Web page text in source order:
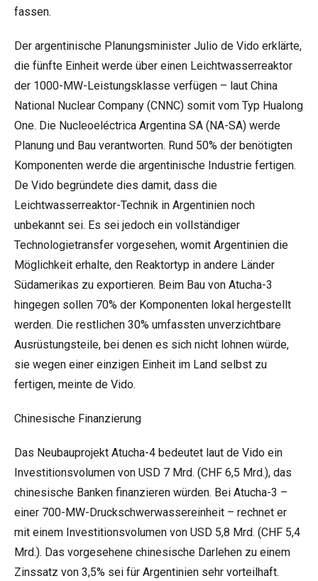
fassen.
Der argentinische Planungsminister Julio de Vido erklärte,
die fünfte Einheit werde über einen Leichtwasserreaktor
der 1000-MW-Leistungsklasse verfügen – laut China
National Nuclear Company (CNNC) somit vom Typ Hualong
One. Die Nucleoeléctrica Argentina SA (NA-SA) werde
Planung und Bau verantworten. Rund 50% der benötigten
Komponenten werde die argentinische Industrie fertigen.
De Vido begründete dies damit, dass die
Leichtwasserreaktor-Technik in Argentinien noch
unbekannt sei. Es sei jedoch ein vollständiger
Technologietransfer vorgesehen, womit Argentinien die
Möglichkeit erhalte, den Reaktortyp in andere Länder
Südamerikas zu exportieren. Beim Bau von Atucha-3
hingegen sollen 70% der Komponenten lokal hergestellt
werden. Die restlichen 30% umfassten unverzichtbare
Ausrüstungsteile, bei denen es sich nicht lohnen würde,
sie wegen einer einzigen Einheit im Land selbst zu
fertigen, meinte de Vido.
Chinesische Finanzierung
Das Neubauprojekt Atucha-4 bedeutet laut de Vido ein
Investitionsvolumen von USD 7 Mrd. (CHF 6,5 Mrd.), das
chinesische Banken finanzieren würden. Bei Atucha-3 –
einer 700-MW-Druckschwerwassereinheit – rechnet er
mit einem Investitionsvolumen von USD 5,8 Mrd. (CHF 5,4
Mrd.). Das vorgesehene chinesische Darlehen zu einem
Zinssatz von 3,5% sei für Argentinien sehr vorteilhaft.